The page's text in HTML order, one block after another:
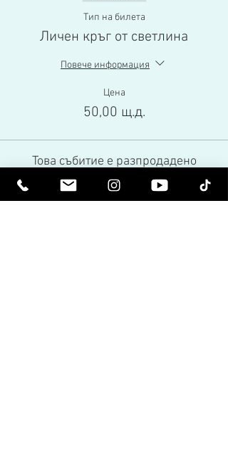
Тип на билета
Личен кръг от светлина
Повече информация
Цена
50,00 щ.д.
Това събитие е разпродадено